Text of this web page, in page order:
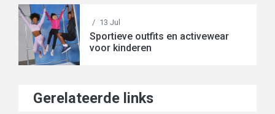
/ 13 Jul
Sportieve outfits en activewear
voor kinderen
Gerelateerde links